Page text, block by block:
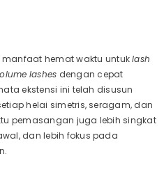
hemat waktu untuklash
lashes dengan cepat
ekstensi ini telah disusun
helai simetris, seragam, dan
pemasangan juga lebih singkat
dan lebih fokus pada